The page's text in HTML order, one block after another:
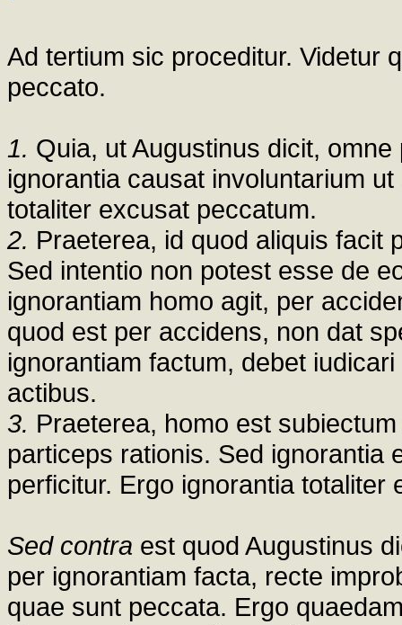
Ad tertium sic proceditur. Videtur
peccato.
1. Quia, ut Augustinus dicit,
ignorantia causat involuntarium
totaliter excusat peccatum.
2. Praeterea, id quod aliquis facit
Sed intentio non potest esse de
ignorantiam homo agit, per
quod est per accidens, non dat
ignorantiam factum, debet
actibus.
3. Praeterea, homo est
particeps rationis. Sed ignorantia
perficitur. Ergo ignorantia totaliter
Sed contra est quod Augustinus
per ignorantiam facta, recte
quae sunt peccata. Ergo